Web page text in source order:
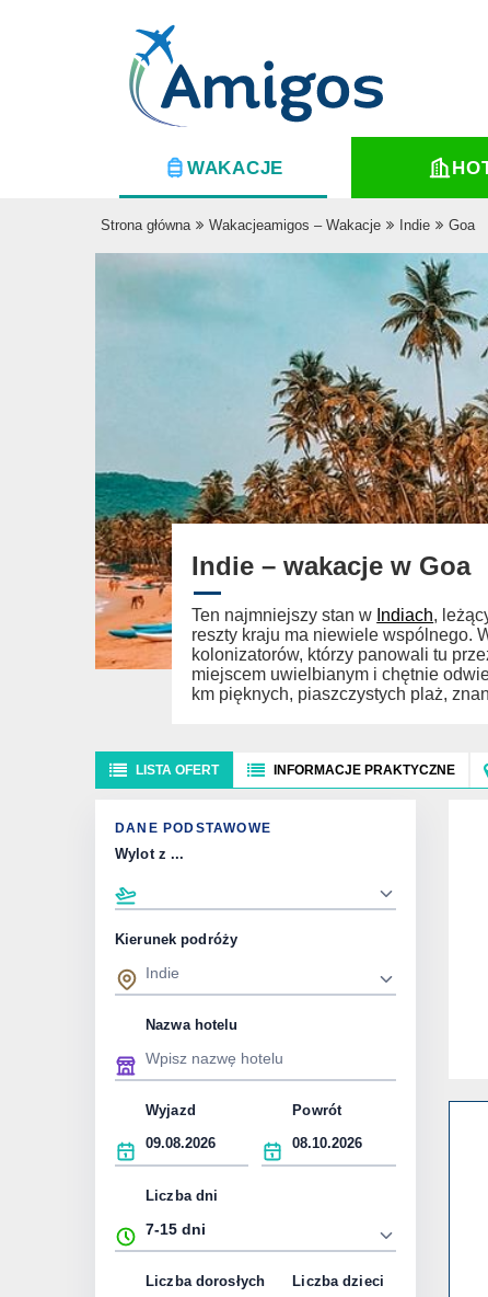
WAKACJE
Strona główna Wakacjeamigos – Wakacje Indie Goa
Indie – wakacje w Goa
Ten najmniejszy stan w Indiach,
reszty kraju ma niewiele wspólnego.
kolonizatorów, którzy panowali tu
miejscem uwielbianym i chętnie
km pięknych, piaszczystych plaż,
LISTA OFERT INFORMACJE PRAKTYCZNE
DANE PODSTAWOWE
Wylot z ...
Kierunek podróży
Nazwa hotelu
Wyjazd Powrót
Liczba dni
Liczba dorosłych Liczba dzieci